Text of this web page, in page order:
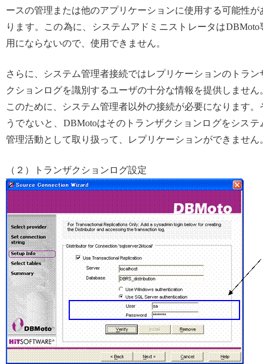
ースの管理または他のアプリケーションに使用する可能性が
ります。この為に、システムアドミニストレータはDBMoto
用にならないので、使用できません。
さらに、システム管理者接続ではレプリケーションのトラン
クションログを識別するユーザの十分な情報を提供しません
このために、システム管理者以外の接続が必要になります。
うでないと、DBMotoはそのトランザクションログをシステ
管理活動として取り扱って、レプリケーションができません
（２）トランザクションログ設定